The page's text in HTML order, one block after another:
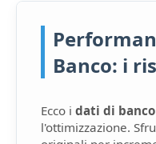
Banco: i
Ecco i dati di banco
l'ottimizzazione.